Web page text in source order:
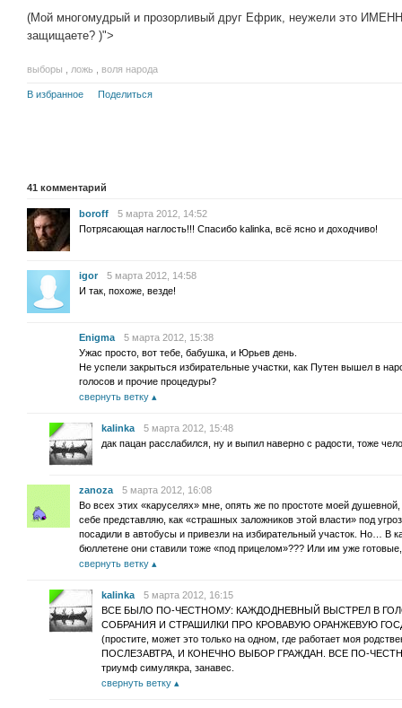
(Мой многомудрый и прозорливый друг Ефрик, неужели это
защищаете? )">
выборы ложь воля народа
В избранное Поделиться
41 комментарий
boroff
5 марта 2012, 14:52
Потрясающая наглость!!! Спасибо kalinka, всё ясно и доходчиво!
igor
5 марта 2012, 14:58
И так, похоже, везде!
Enigma
5 марта 2012, 15:38
Ужас просто, вот тебе, бабушка, и Юрьев день.
Не успели закрыться избирательные участки, как Путен вышел в
голосов и прочие процедуры?
свернуть ветку
kalinka
5 марта 2012, 15:48
дак пацан расслабился, ну и выпил наверно с радости, тоже
zanoza
5 марта 2012, 16:08
Во всех этих «каруселях» мне, опять же по простоте моей
себе представляю, как «страшных заложников этой власти» под
посадили в автобусы и привезли на избирательный участок. Но… В
бюллетене они ставили тоже «под прицелом»??? Или им уже
свернуть ветку
kalinka
5 марта 2012, 16:15
ВСЕ БЫЛО ПО-ЧЕСТНОМУ: КАЖДОДНЕВНЫЙ ВЫСТРЕЛ В
СОБРАНИЯ И СТРАШИЛКИ ПРО КРОВАВУЮ ОРАНЖЕВУЮ
(простите, может это только на одном, где работает моя
ПОСЛЕЗАВТРА, И КОНЕЧНО ВЫБОР ГРАЖДАН. ВСЕ ПО-
триумф симулякра, занавес.
свернуть ветку